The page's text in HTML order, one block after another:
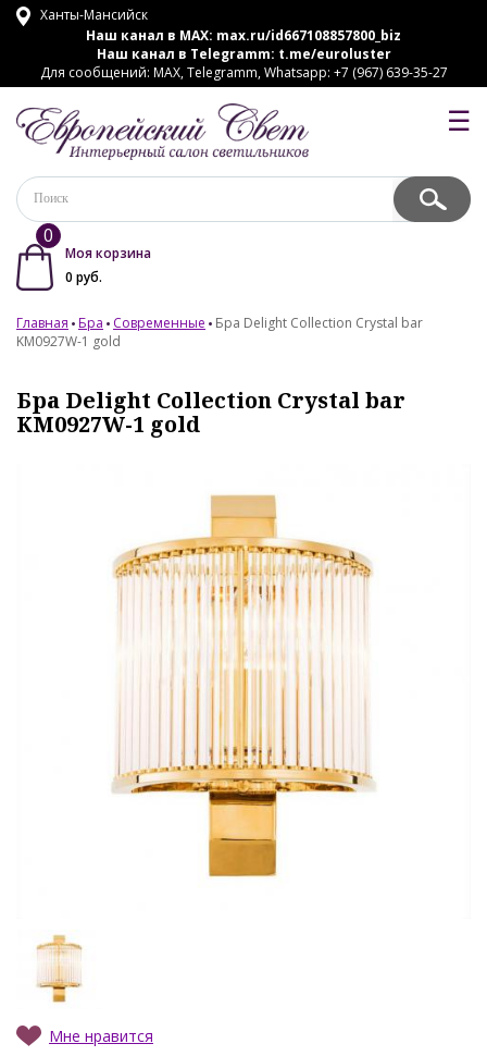
Ханты-Мансийск
Наш канал в MAX: max.ru/id667108857800_biz
Наш канал в Telegramm: t.me/euroluster
Для сообщений: MAX, Telegramm, Whatsapp: +7 (967) 639-35-27
☰
0
Моя корзина
0 руб.
Главная Бра Современные
Бра Delight Collection Crystal bar
KM0927W-1 gold
Бра Delight Collection Crystal bar
KM0927W-1 gold
Мне нравится